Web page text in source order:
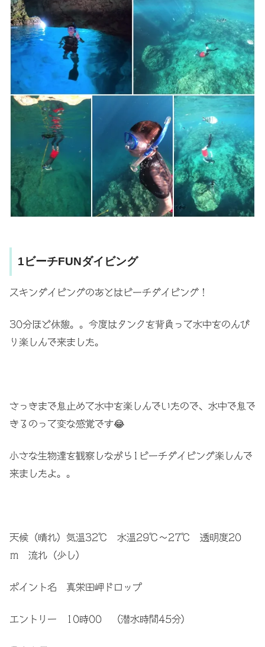
1ビーチFUNダイビング
スキンダイビングのあとはビーチダイビング！
30分ほど休憩。。今度はタンクを背負って水中をのんび
り楽しんで来ました。
さっきまで息止めて水中を楽しんでいたので、水中で息で
きるのって変な感覚です😂
小さな生物達を観察しながら1ビーチダイビング楽しんで
来ましたよ。。
天候（晴れ）気温32℃ 水温29℃〜27℃ 透明度20
ｍ 流れ（少し）
ポイント名 真栄田岬ドロップ
エントリー 10時00 （潜水時間45分）